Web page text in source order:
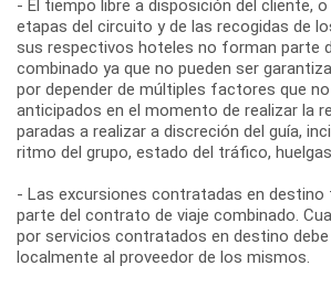
- El tiempo libre a disposición del cliente,
etapas del circuito y de las recogidas de
sus respectivos hoteles no forman parte
combinado ya que no pueden ser
por depender de múltiples factores que
anticipados en el momento de realizar la
paradas a realizar a discreción del guía,
ritmo del grupo, estado del tráfico, huelgas
- Las excursiones contratadas en
parte del contrato de viaje combinado.
por servicios contratados en destino
localmente al proveedor de los mismos.